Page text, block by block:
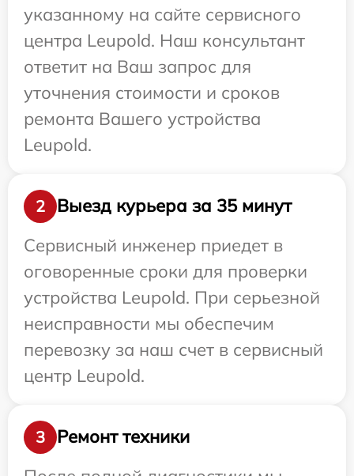
указанному на сайте сервисного
центра Leupold. Наш консультант
ответит на Ваш запрос для
уточнения стоимости и сроков
ремонта Вашего устройства
Leupold.
2
Выезд курьера за 35 минут
Сервисный инженер приедет в
оговоренные сроки для проверки
устройства Leupold. При серьезной
неисправности мы обеспечим
перевозку за наш счет в сервисный
центр Leupold.
3
Ремонт техники